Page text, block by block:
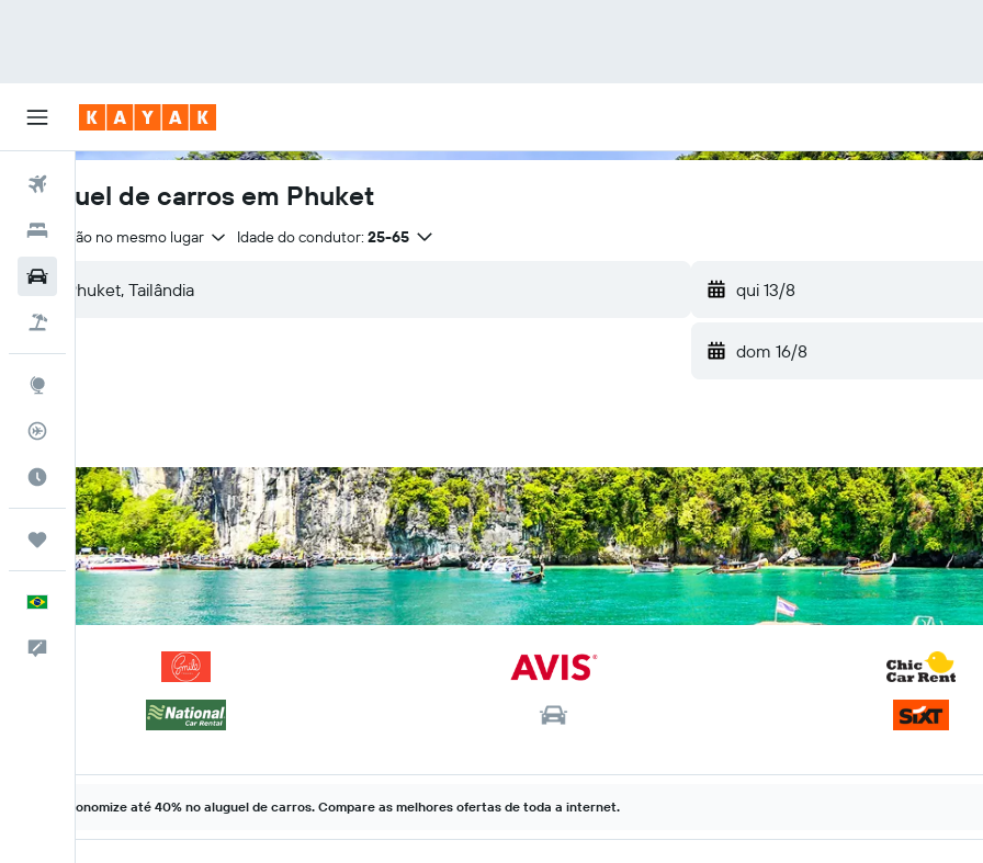
Voos
Hotéis
Quando ir
Trips
Português
Comentários
Aluguel de carros em Phuket
Devolução no mesmo lugar Idade do condutor: 25-65
qui 13/8
dom 16/8
Economize até 40% no aluguel de carros. Compare as melhores ofertas de toda a internet.